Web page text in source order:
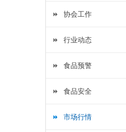
协会工作
行业动态
食品预警
食品安全
市场行情